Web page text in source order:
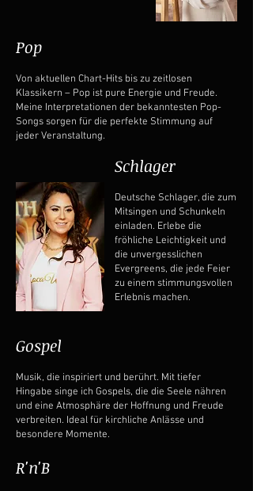
Pop
Von aktuellen Chart-Hits bis zu zeitlosen
Klassikern – Pop ist pure Energie und Freude.
Meine Interpretationen der bekanntesten Pop-
Songs sorgen für die perfekte Stimmung auf
jeder Veranstaltung.
Schlager
Deutsche Schlager, die zum
Mitsingen und Schunkeln
einladen. Erlebe die
fröhliche Leichtigkeit und
die unvergesslichen
Evergreens, die jede Feier
zu einem stimmungsvollen
Erlebnis machen.
Gospel
Musik, die inspiriert und berührt. Mit tiefer
Hingabe singe ich Gospels, die die Seele nähren
und eine Atmosphäre der Hoffnung und Freude
verbreiten. Ideal für kirchliche Anlässe und
besondere Momente.
R'n'B